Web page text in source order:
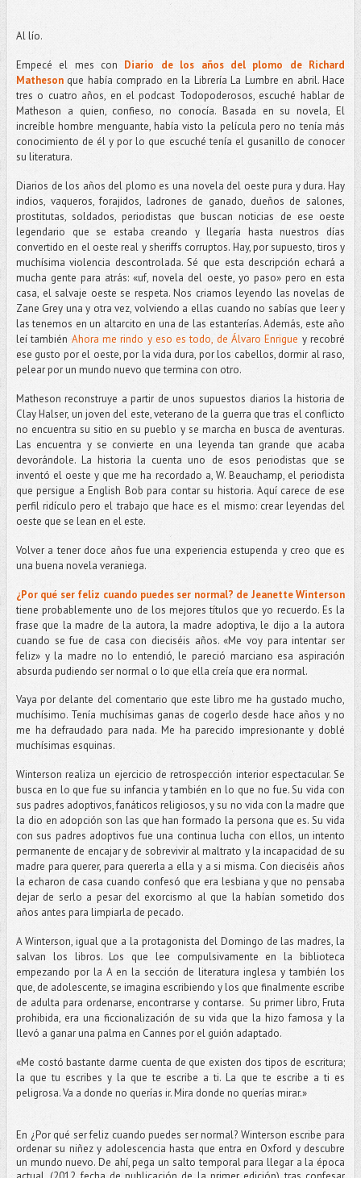
Al lío.
Empecé el mes con Diario de los años del plomo de Richard
Mathesonque había comprado en la Librería La Lumbre en abril. Hace
tres o cuatro años, en el podcast Todopoderosos, escuché hablar de
Matheson a quien, confieso, no conocía. Basada en su novela, El
increíble hombre menguante, había visto la película pero no tenía más
conocimiento de él y por lo que escuché tenía el gusanillo de conocer
su literatura.
Diarios de los años del plomo es una novela del oeste pura y dura. Hay
indios, vaqueros, forajidos, ladrones de ganado, dueños de salones,
prostitutas, soldados, periodistas que buscan noticias de ese oeste
legendario que se estaba creando y llegaría hasta nuestros días
convertido en el oeste real y sheriffs corruptos. Hay, por supuesto, tiros y
muchísima violencia descontrolada. Sé que esta descripción echará a
mucha gente para atrás: «uf, novela del oeste, yo paso» pero en esta
casa, el salvaje oeste se respeta. Nos criamos leyendo las novelas de
Zane Grey una y otra vez, volviendo a ellas cuando no sabías que leer y
las tenemos en un altarcito en una de las estanterías. Además, este año
leí tambiénAhora me rindo y eso es todo, de Álvaro Enrigue y recobré
ese gusto por el oeste, por la vida dura, por los cabellos, dormir al raso,
pelear por un mundo nuevo que termina con otro.
Matheson reconstruye a partir de unos supuestos diarios la historia de
Clay Halser, un joven del este, veterano de la guerra que tras el conflicto
no encuentra su sitio en su pueblo y se marcha en busca de aventuras.
Las encuentra y se convierte en una leyenda tan grande que acaba
devorándole. La historia la cuenta uno de esos periodistas que se
inventó el oeste y que me ha recordado a, W. Beauchamp, el periodista
que persigue a English Bob para contar su historia. Aquí carece de ese
perfil ridículo pero el trabajo que hace es el mismo: crear leyendas del
oeste que se lean en el este.
Volver a tener doce años fue una experiencia estupenda y creo que es
una buena novela veraniega.
¿Por qué ser feliz cuando puedes ser normal? de Jeanette Winterson
tiene probablemente uno de los mejores títulos que yo recuerdo. Es la
frase que la madre de la autora, la madre adoptiva, le dijo a la autora
cuando se fue de casa con dieciséis años. «Me voy para intentar ser
feliz» y la madre no lo entendió, le pareció marciano esa aspiración
absurda pudiendo ser normal o lo que ella creía que era normal.
Vaya por delante del comentario que este libro me ha gustado mucho,
muchísimo. Tenía muchísimas ganas de cogerlo desde hace años y no
me ha defraudado para nada. Me ha parecido impresionante y doblé
muchísimas esquinas.
Winterson realiza un ejercicio de retrospección interior espectacular. Se
busca en lo que fue su infancia y también en lo que no fue. Su vida con
sus padres adoptivos, fanáticos religiosos, y su no vida con la madre que
la dio en adopción son las que han formado la persona que es. Su vida
con sus padres adoptivos fue una continua lucha con ellos, un intento
permanente de encajar y de sobrevivir al maltrato y la incapacidad de su
madre para querer, para quererla a ella y a si misma. Con dieciséis años
la echaron de casa cuando confesó que era lesbiana y que no pensaba
dejar de serlo a pesar del exorcismo al que la habían sometido dos
años antes para limpiarla de pecado.
A Winterson, igual que a la protagonista del Domingo de las madres, la
salvan los libros. Los que lee compulsivamente en la biblioteca
empezando por la A en la sección de literatura inglesa y también los
que, de adolescente, se imagina escribiendo y los que finalmente escribe
de adulta para ordenarse, encontrarse y contarse. Su primer libro, Fruta
prohibida, era una ficcionalización de su vida que la hizo famosa y la
llevó a ganar una palma en Cannes por el guión adaptado.
«Me costó bastante darme cuenta de que existen dos tipos de escritura;
la que tu escribes y la que te escribe a ti. La que te escribe a ti es
peligrosa. Va a donde no querías ir. Mira donde no querías mirar.»
En ¿Por qué ser feliz cuando puedes ser normal? Winterson escribe para
ordenar su niñez y adolescencia hasta que entra en Oxford y descubre
un mundo nuevo. De ahí, pega un salto temporal para llegar a la época